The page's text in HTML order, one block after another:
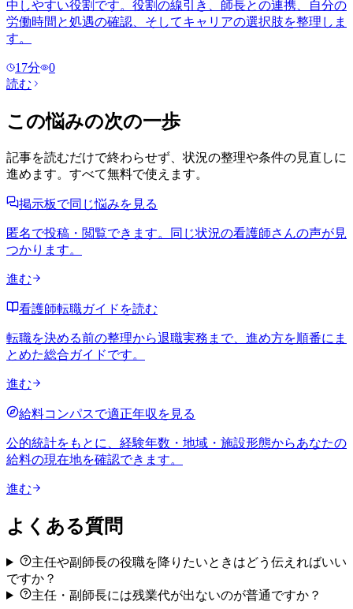
中しやすい役割です。役割の線引き、師長との連携、自分の
労働時間と処遇の確認、そしてキャリアの選択肢を整理しま
す。
17分
0
読む
この悩みの次の一歩
記事を読むだけで終わらせず、状況の整理や条件の見直しに
進めます。すべて無料で使えます。
掲示板で同じ悩みを見る
匿名で投稿・閲覧できます。同じ状況の看護師さんの声が見
つかります。
進む
看護師転職ガイドを読む
転職を決める前の整理から退職実務まで、進め方を順番にま
とめた総合ガイドです。
進む
給料コンパスで適正年収を見る
公的統計をもとに、経験年数・地域・施設形態からあなたの
給料の現在地を確認できます。
進む
よくある質問
主任や副師長の役職を降りたいときはどう伝えればいい
ですか？
主任・副師長には残業代が出ないのが普通ですか？